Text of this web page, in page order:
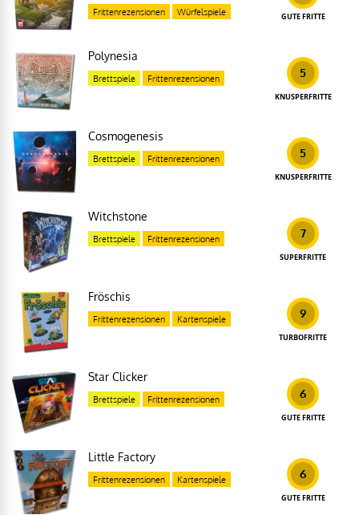
GUTE FRITTE
Frittenrezensionen Würfelspiele
5
KNUSPERFRITTE
Polynesia
Brettspiele Frittenrezensionen
5
KNUSPERFRITTE
Cosmogenesis
Brettspiele Frittenrezensionen
7
SUPERFRITTE
Witchstone
Brettspiele Frittenrezensionen
9
TURBOFRITTE
Fröschis
Frittenrezensionen Kartenspiele
6
GUTE FRITTE
Star Clicker
Brettspiele Frittenrezensionen
6
GUTE FRITTE
Little Factory
Frittenrezensionen Kartenspiele